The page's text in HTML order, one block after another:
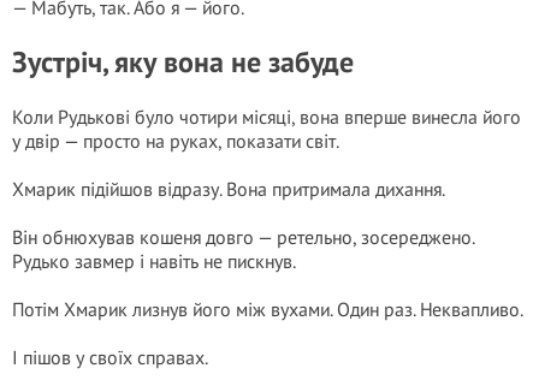
— Мабуть, так. Або я — його.
Зустріч, яку вона не забуде
Коли Рудькові було чотири місяці, вона вперше винесла його
у двір — просто на руках, показати світ.
Хмарик підійшов відразу. Вона притримала дихання.
Він обнюхував кошеня довго — ретельно, зосереджено.
Рудько завмер і навіть не пискнув.
Потім Хмарик лизнув його між вухами. Один раз. Неквапливо.
І пішов у своїх справах.